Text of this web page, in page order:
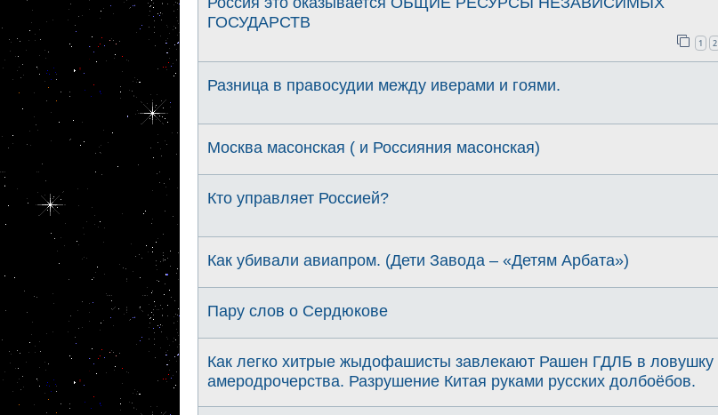
ГОСУДАРСТВ
1 2
Разница в правосудии между иверами и гоями.
Москва масонская ( и Россияния масонская)
Кто управляет Россией?
Как убивали авиапром. (Дети Завода – «Детям Арбата»)
Пару слов о Сердюкове
Как легко хитрые жыдофашисты завлекают Рашен ГДЛБ в ловушку
амеродрочерства. Разрушение Китая руками русских долбоёбов.